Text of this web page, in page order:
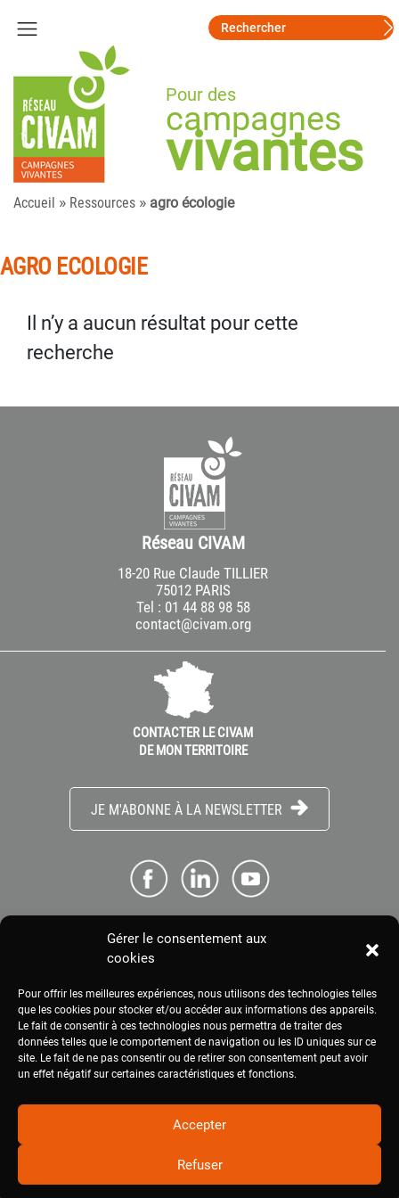
Gérer le consentement aux
cookies
Pour offrir les meilleures expériences, nous utilisons des technologies telles
que les cookies pour stocker et/ou accéder aux informations des appareils.
Le fait de consentir à ces technologies nous permettra de traiter des
données telles que le comportement de navigation ou les ID uniques sur ce
site. Le fait de ne pas consentir ou de retirer son consentement peut avoir
un effet négatif sur certaines caractéristiques et fonctions.
Accepter
Refuser
Pour des
campagnes
vivantes
Accueil » Ressources » agro écologie
AGRO ECOLOGIE
Il n’y a aucun résultat pour cette
recherche
Réseau CIVAM
18-20 Rue Claude TILLIER
75012 PARIS
Tel : 01 44 88 98 58
contact@civam.org
CONTACTER LE CIVAM
DE MON TERRITOIRE
JE M'ABONNE À LA NEWSLETTER
ME CONNECTER
ESPACE PRESSE
MENTIONS LÉGALES